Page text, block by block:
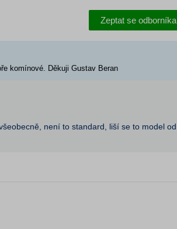
Zeptat se odborníka
komínové. Děkuji Gustav Beran
není to standard, liší se to model od